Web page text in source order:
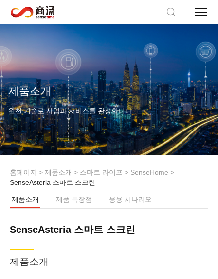
제품소개
원천 기술로 사업과 서비스를 완성합니다.
홈페이지 > 제품소개 > 스마트 라이프 > SenseHome >
SenseAsteria 스마트 스크린
제품소개 제품 특장점 응용 시나리오
SenseAsteria 스마트 스크린
제품소개